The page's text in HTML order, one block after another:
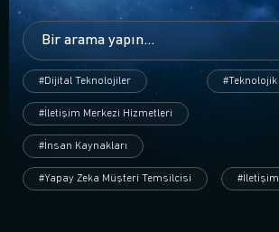
#Dijital Teknolojiler
#İletişim Merkezi Hizmetleri
#İnsan Kaynakları
#Yapay Zeka Müşteri Temsilcisi #İletişim